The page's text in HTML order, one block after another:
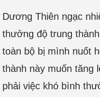
Dương Thiên ngạc
thưởng độ trung
toàn bộ bị mình nuốt
thành này muốn tăng
phải việc khó bình